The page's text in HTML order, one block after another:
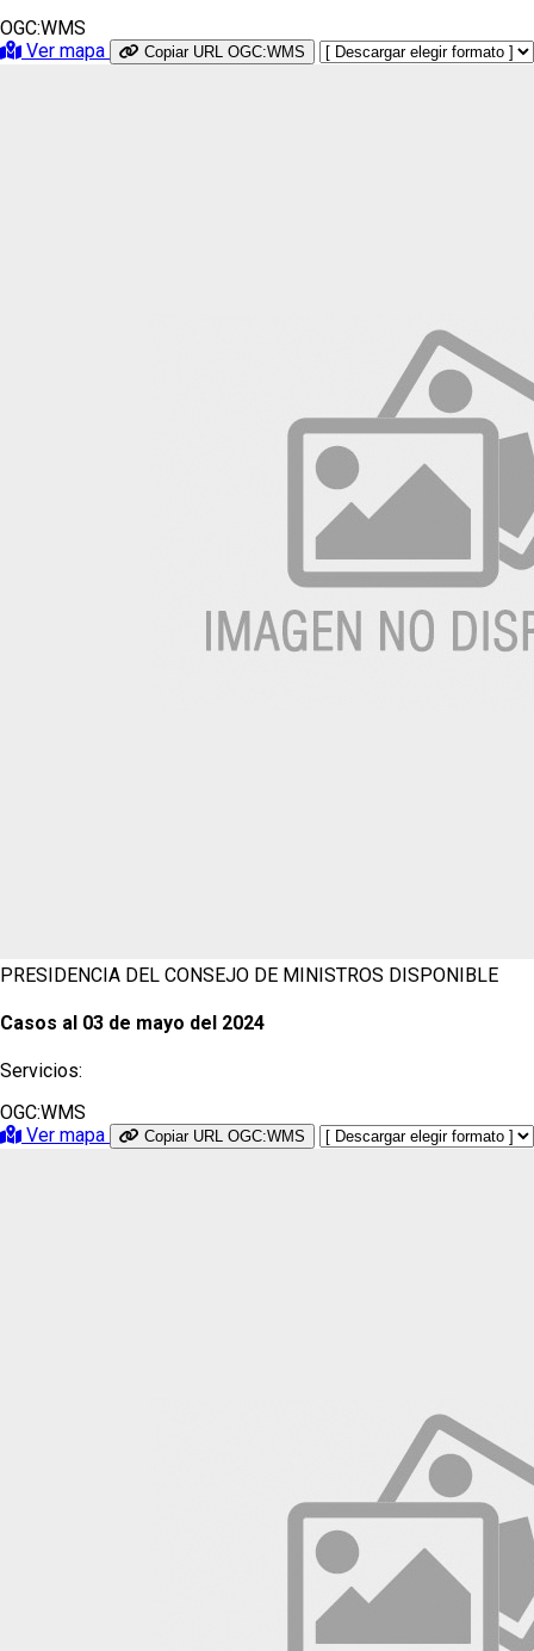
OGC:WMS
Ver mapa
Copiar URL OGC:WMS
PRESIDENCIA DEL CONSEJO DE MINISTROS DISPONIBLE
Casos al 03 de mayo del 2024
Servicios:
OGC:WMS
Ver mapa
Copiar URL OGC:WMS